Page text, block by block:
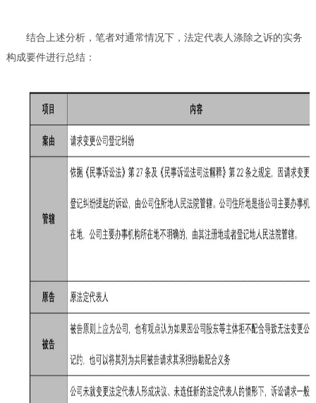
结合上述分析，笔者对通常情况下，法定代表人涤除之诉的实务
构成要件进行总结：